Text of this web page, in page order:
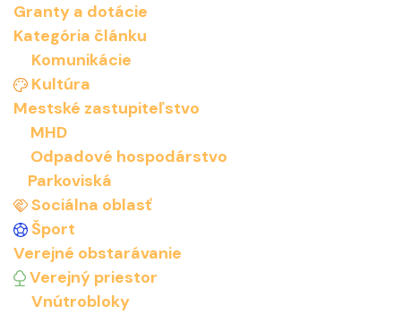
Delenie príjmov podľa katastrálneho územia
Granty a dotácie
Kategória článku
Komunikácie
Kultúra
Mestské zastupiteľstvo
MHD
Odpadové hospodárstvo
Parkoviská
Sociálna oblasť
Šport
Verejné obstarávanie
Verejný priestor
Vnútrobloky